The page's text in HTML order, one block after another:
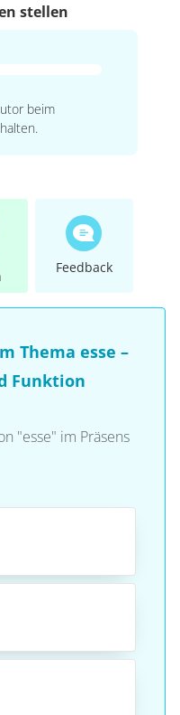
stellen
beim
Feedback
Thema esse –
Funktion
"esse" im Präsens